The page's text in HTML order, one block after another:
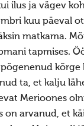
ilus ja vägev
kuu päeval
matkama.
tapmises.
kõrge
ta, et kalju
Merioones
on arvanud, et